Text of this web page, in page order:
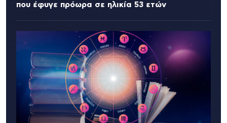
που έφυγε πρόωρα σε ηλικία 53 ετών